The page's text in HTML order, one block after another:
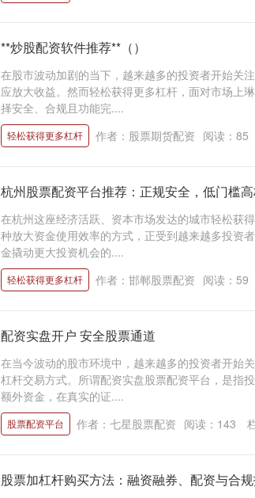
**炒股配资软件推荐**（）
在股市波动加剧的当下，越来越多的投资者开始关
应放大收益。然而轻松获得更多杠杆，面对市场上
择安全、合规且功能完....
轻松获得更多杠杆 作者：股票期货配资 阅读： 85
杭州股票配资平台推荐：正规安全，低门槛
在杭州这座经济活跃、资本市场发达的城市轻松获
种放大资金使用效率的方式，正受到越来越多投资
金撬动更大投资机会的....
轻松获得更多杠杆 作者：邯郸股票配资 阅读： 59
配资实盘开户 安全股票通道
在当今波动的股市环境中，越来越多的投资者开始
杠杆交易方式。所谓配资实盘股票配资平台，是指
额外资金，在真实的证....
股票配资平台 作者：七星股票配资 阅读： 143
股票加杠杆购买方法：融资融券、配资与合